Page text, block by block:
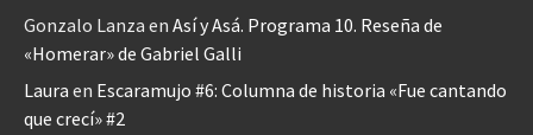
Gonzalo Lanza en Así y Asá. Programa 10. Reseña de
«Homerar» de Gabriel Galli
Laura en Escaramujo #6: Columna de historia «Fue cantando
que crecí» #2